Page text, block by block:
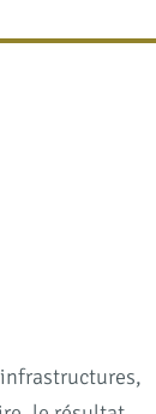
infrastructures,